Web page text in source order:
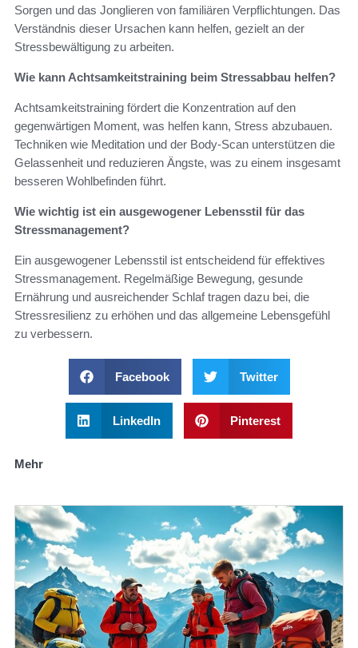
Sorgen und das Jonglieren von familiären Verpflichtungen. Das
Verständnis dieser Ursachen kann helfen, gezielt an der
Stressbewältigung zu arbeiten.
Wie kann Achtsamkeitstraining beim Stressabbau helfen?
Achtsamkeitstraining fördert die Konzentration auf den
gegenwärtigen Moment, was helfen kann, Stress abzubauen.
Techniken wie Meditation und der Body-Scan unterstützen die
Gelassenheit und reduzieren Ängste, was zu einem insgesamt
besseren Wohlbefinden führt.
Wie wichtig ist ein ausgewogener Lebensstil für das
Stressmanagement?
Ein ausgewogener Lebensstil ist entscheidend für effektives
Stressmanagement. Regelmäßige Bewegung, gesunde
Ernährung und ausreichender Schlaf tragen dazu bei, die
Stressresilienz zu erhöhen und das allgemeine Lebensgefühl
zu verbessern.
Facebook Twitter
LinkedIn Pinterest
Mehr